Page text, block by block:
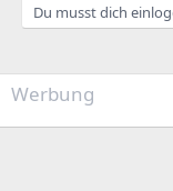
Du musst dich
Werbung